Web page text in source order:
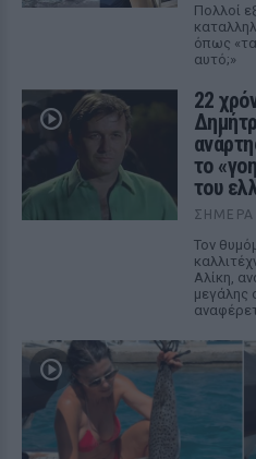
Πολλοί
όπως
αυτό;»
22
το
του
ΣΉΜΕΡΑ
Τον
Αλίκη,
μεγάλης